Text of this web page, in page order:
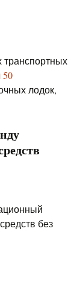
транспортных
50
лодок,
без